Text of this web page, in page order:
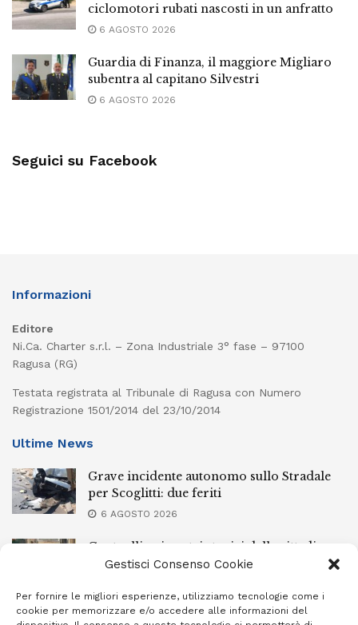
Gestisci Consenso Cookie
Per fornire le migliori esperienze, utilizziamo tecnologie come i
cookie per memorizzare e/o accedere alle informazioni del
ciclomotori rubati nascosti in un anfratto
6 AGOSTO 2026
Guardia di Finanza, il maggiore Migliaro
subentra al capitano Silvestri
6 AGOSTO 2026
Seguici su Facebook
Informazioni
Editore
Ni.Ca. Charter s.r.l. – Zona Industriale 3° fase – 97100
Ragusa (RG)
Testata registrata al Tribunale di Ragusa con Numero
Registrazione 1501/2014 del 23/10/2014
Ultime News
Grave incidente autonomo sullo Stradale
per Scoglitti: due feriti
6 AGOSTO 2026
Controlli nei centri storici delle cittadine
della provincia iblea, 23 stranieri espulsi
Ragusa piange la scomparsa di Giuseppe